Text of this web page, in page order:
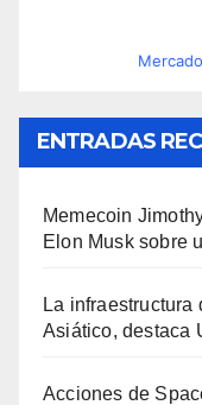
ENTRADAS
Memecoin
Elon Musk sobre
La
Asiático, destaca
Acciones de